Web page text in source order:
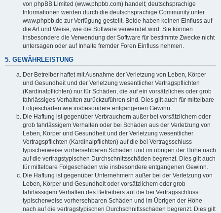
von phpBB Limited (www.phpbb.com) handelt; deutschsprachige
Informationen werden durch die deutschsprachige Community unter
www.phpbb.de zur Verfügung gestellt. Beide haben keinen Einfluss auf
die Art und Weise, wie die Software verwendet wird. Sie können
insbesondere die Verwendung der Software für bestimmte Zwecke nicht
untersagen oder auf Inhalte fremder Foren Einfluss nehmen.
5. GEWÄHRLEISTUNG
Der Betreiber haftet mit Ausnahme der Verletzung von Leben, Körper
und Gesundheit und der Verletzung wesentlicher Vertragspflichten
(Kardinalpflichten) nur für Schäden, die auf ein vorsätzliches oder grob
fahrlässiges Verhalten zurückzuführen sind. Dies gilt auch für mittelbare
Folgeschäden wie insbesondere entgangenen Gewinn.
Die Haftung ist gegenüber Verbrauchern außer bei vorsätzlichem oder
grob fahrlässigem Verhalten oder bei Schäden aus der Verletzung von
Leben, Körper und Gesundheit und der Verletzung wesentlicher
Vertragspflichten (Kardinalpflichten) auf die bei Vertragsschluss
typischerweise vorhersehbaren Schäden und im übrigen der Höhe nach
auf die vertragstypischen Durchschnittsschäden begrenzt. Dies gilt auch
für mittelbare Folgeschäden wie insbesondere entgangenen Gewinn.
Die Haftung ist gegenüber Unternehmern außer bei der Verletzung von
Leben, Körper und Gesundheit oder vorsätzlichem oder grob
fahrlässigem Verhalten des Betreibers auf die bei Vertragsschluss
typischerweise vorhersehbaren Schäden und im Übrigen der Höhe
nach auf die vertragstypischen Durchschnittsschäden begrenzt. Dies gilt